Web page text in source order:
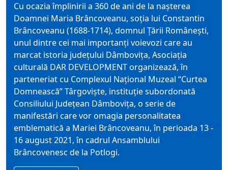
Cu ocazia împlinirii a 360 de ani de la nașterea
Doamnei Maria Brâncoveanu, soția lui Constantin
Brâncoveanu (1688-1714), domnul Țării Românești,
unul dintre cei mai importanți voievozi care au
marcat istoria județului Dâmbovița, Asociația
culturală DAR DEVELOPMENT organizează, în
parteneriat cu Complexul Național Muzeal “Curtea
Domnească” Târgoviște, instituție subordonată
Consiliului Județean Dâmbovița, o serie de
manifestări care vor omagia personalitatea
emblematică a Mariei Brâncoveanu, în perioada 13 -
16 august 2021, în cadrul Ansamblului
Brâncovenesc de la Potlogi.